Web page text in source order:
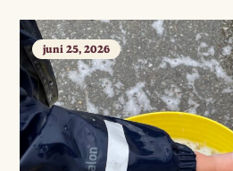
juni 25, 2026